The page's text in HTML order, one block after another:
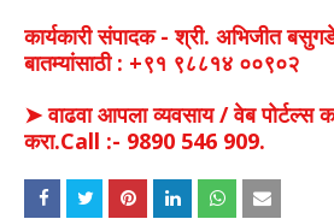
कार्यकारी संपादक - श्री. अभिजीत
बातम्यांसाठी : +९१ ९८८१४ ००९०२
➤ वाढवा आपला व्यवसाय / वेब पोर्टल्स
करा.Call :- 9890 546 909.